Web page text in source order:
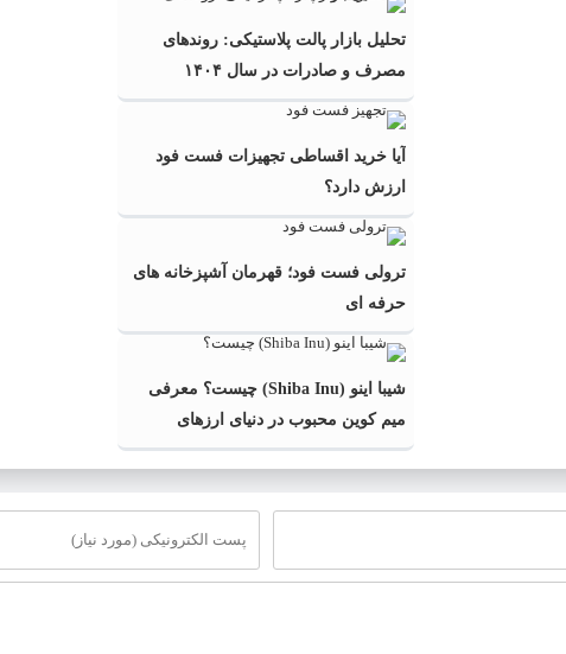
تحلیل بازار پالت پلاستیکی: روندهای
مصرف و صادرات در سال ۱۴۰۴
آیا خرید اقساطی تجهیزات فست فود
ارزش دارد؟
ترولی فست فود؛ قهرمان آشپزخانه های
حرفه ای
شیبا اینو (Shiba Inu) چیست؟ معرفی
میم کوین محبوب در دنیای ارزهای
دیجیتال